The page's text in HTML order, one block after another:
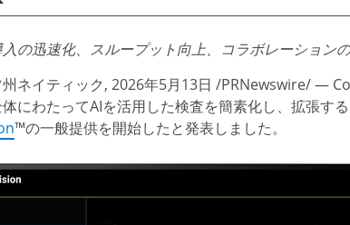
の迅速化、スループット向上、コラボレーション
ネイティック, 2026年5月13日 /PRNewswire/ —
にわたってAIを活用した検査を簡素化し、拡張す
™の一般提供を開始したと発表しました。